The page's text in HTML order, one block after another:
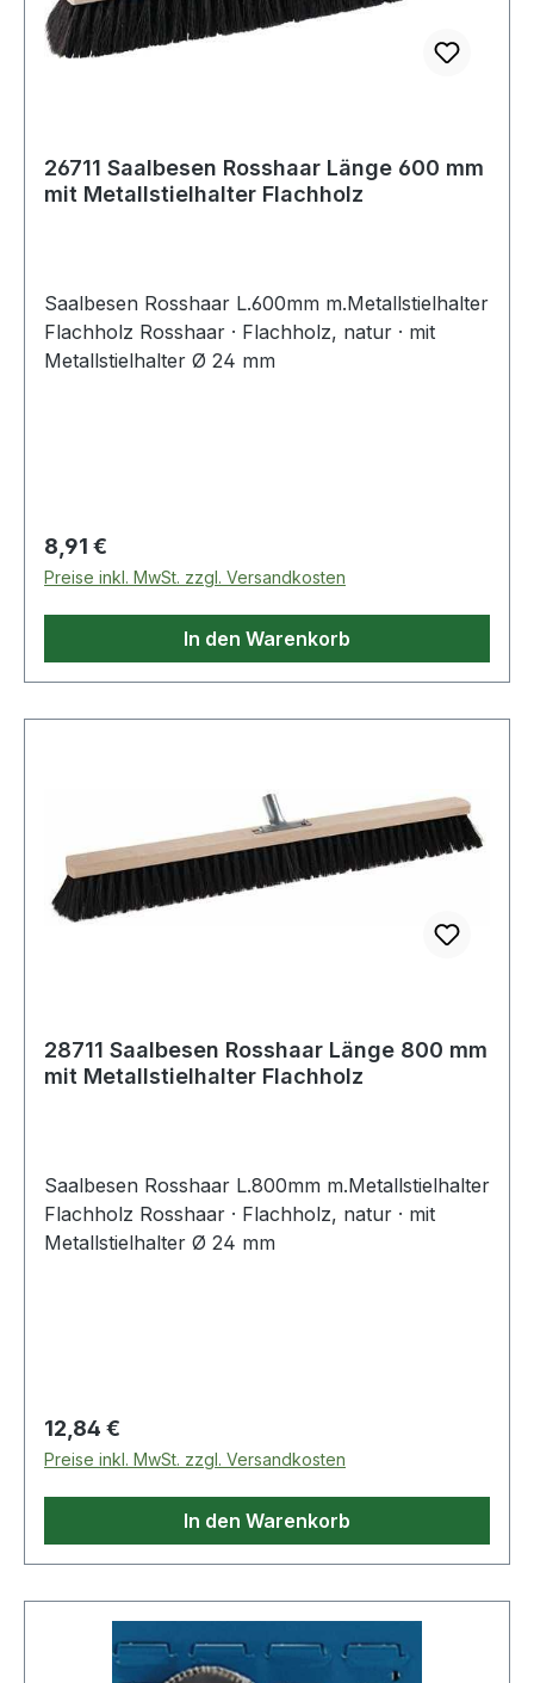
26711 Saalbesen Rosshaar Länge 600 mm
mit Metallstielhalter Flachholz
Saalbesen Rosshaar L.600mm m.Metallstielhalter
Flachholz Rosshaar · Flachholz, natur · mit
Metallstielhalter Ø 24 mm
Regulärer Preis:
8,91 €
Preise inkl. MwSt. zzgl. Versandkosten
In den Warenkorb
28711 Saalbesen Rosshaar Länge 800 mm
mit Metallstielhalter Flachholz
Saalbesen Rosshaar L.800mm m.Metallstielhalter
Flachholz Rosshaar · Flachholz, natur · mit
Metallstielhalter Ø 24 mm
Regulärer Preis:
12,84 €
Preise inkl. MwSt. zzgl. Versandkosten
In den Warenkorb